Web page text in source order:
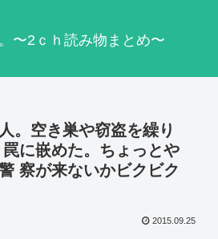
〜2ｃｈ読み物まとめ〜
。空き巣や窃盗を繰り
に嵌めた。ちょっとや
察が来ないかビクビク
2015.09.25